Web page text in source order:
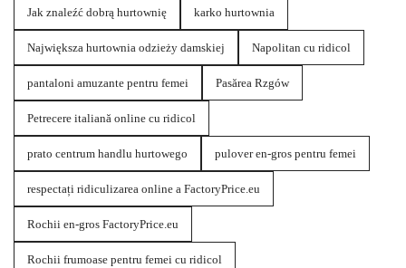
Jak znaleźć dobrą hurtownię karko hurtownia
Największa hurtownia odzieży damskiej Napolitan cu ridicol
pantaloni amuzante pentru femei Pasărea Rzgów
Petrecere italiană online cu ridicol
prato centrum handlu hurtowego pulover en-gros pentru femei
respectați ridiculizarea online a FactoryPrice.eu
Rochii en-gros FactoryPrice.eu
Rochii frumoase pentru femei cu ridicol